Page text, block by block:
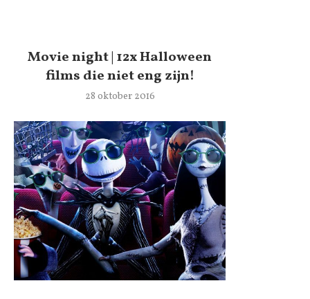
Movie night | 12x Halloween
films die niet eng zijn!
28 oktober 2016